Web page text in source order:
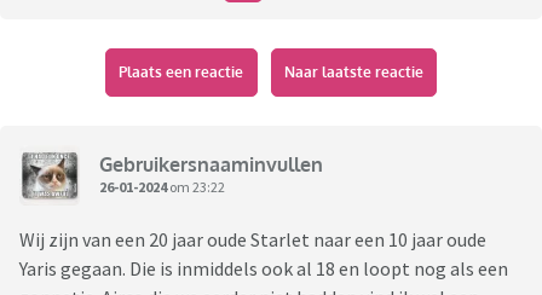
Plaats een reactie Naar laatste reactie
Gebruikersnaaminvullen
26-01-2024om 23:22
Wij zijn van een 20 jaar oude Starlet naar een 10 jaar oude
Yaris gegaan. Die is inmiddels ook al 18 en loopt nog als een